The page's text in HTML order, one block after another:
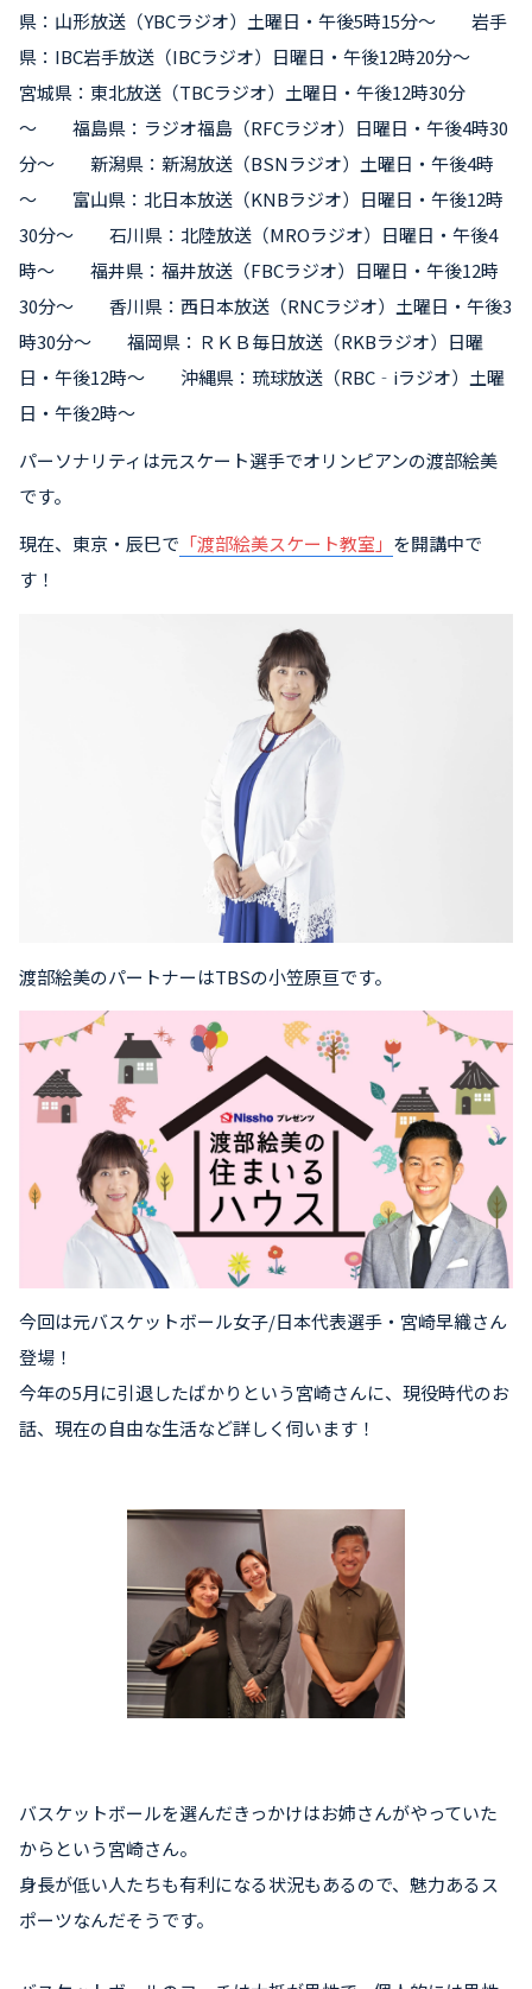
県：山形放送（YBCラジオ）土曜日・午後5時15分～ 岩手
県：IBC岩手放送（IBCラジオ）日曜日・午後12時20分～
宮城県：東北放送（TBCラジオ）土曜日・午後12時30分
～ 福島県：ラジオ福島（RFCラジオ）日曜日・午後4時30
分～ 新潟県：新潟放送（BSNラジオ）土曜日・午後4時
～ 富山県：北日本放送（KNBラジオ）日曜日・午後12時
30分～ 石川県：北陸放送（MROラジオ）日曜日・午後4
時～ 福井県：福井放送（FBCラジオ）日曜日・午後12時
30分～ 香川県：西日本放送（RNCラジオ）土曜日・午後3
時30分～ 福岡県：ＲＫＢ毎日放送（RKBラジオ）日曜
日・午後12時～ 沖縄県：琉球放送（RBC‐iラジオ）土曜
日・午後2時～
パーソナリティは元スケート選手でオリンピアンの渡部絵美
です。
現在、東京・辰巳で 「渡部絵美スケート教室」 を開講中で
す！
渡部絵美のパートナーはTBSの小笠原亘です。
今回は元バスケットボール女子/日本代表選手・宮崎早織さん
登場！
今年の5月に引退したばかりという宮崎さんに、現役時代のお
話、現在の自由な生活など詳しく伺います！
バスケットボールを選んだきっかけはお姉さんがやっていた
からという宮崎さん。
身長が低い人たちも有利になる状況もあるので、魅力あるス
ポーツなんだそうです。